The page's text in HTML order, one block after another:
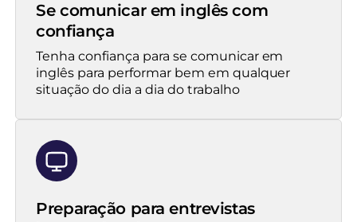
Se comunicar em inglês com
confiança
Tenha confiança para se comunicar em
inglês para performar bem em qualquer
situação do dia a dia do trabalho
Preparação para entrevistas